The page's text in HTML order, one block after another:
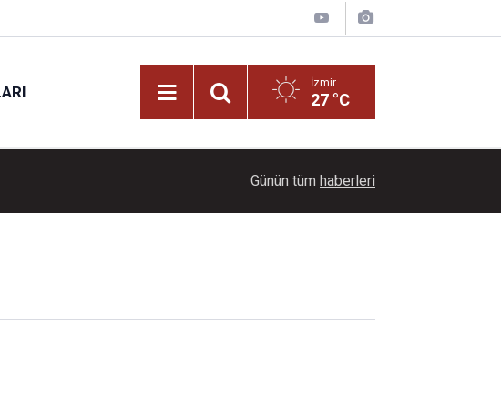
İzmir
27 °C
3 bin yıllık tarihi köye yoğun ilgi!
Günün tüm haberleri